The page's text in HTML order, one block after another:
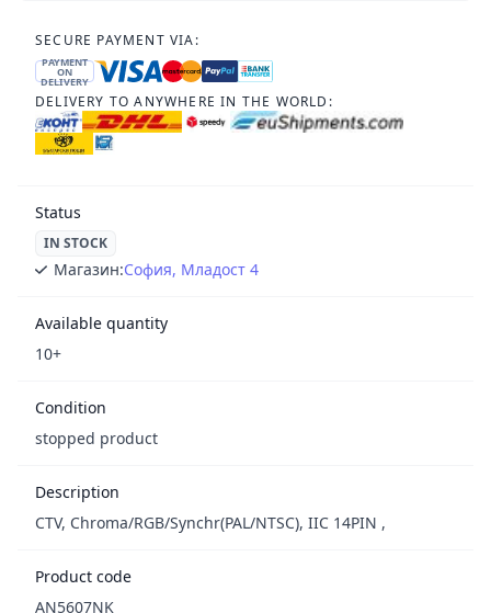
SECURE PAYMENT VIA:
PAYMENT
ON
DELIVERY
DELIVERY TO ANYWHERE IN THE WORLD:
Status
IN STOCK
Магазин:София, Младост 4
Available quantity
10+
Condition
stopped product
Description
CTV, Chroma/RGB/Synchr(PAL/NTSC), IІC 14PIN ,
Product code
AN5607NK